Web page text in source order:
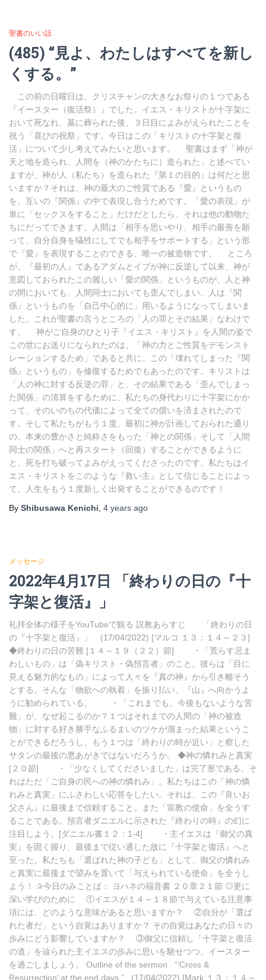
聖書のいい話
(485) “見よ、わたしはすべてを新し
くする。”
この前の日曜日は、クリスチャンの大きなお祭りの１つである
『イースター（復活祭）』でした。イエス・キリストが十字架に
おいて死なれ、墓に葬られた後、３日目によみがえられたことを
祝う「喜びの祝祭」です。今日はこの「キリストの十字架と復
活」について少し考えてみたいと思います。 聖書はまず「神が
天と地を造られ、人間を（神のかたちに）造られた」と述べてい
ますが、神が人（私たち）を造られた『第１の目的』は何だと思
いますか？それは、神の最大のご性質である『愛』というもの
を、互いの『関係』の中で表現し合うためです。「愛の表現」が
単に「セックスをすること」だけだとしたら、それは他の動物た
ちにだってできます。人間は「相手を思いやり、相手の最善を願
って、自分自身を犠牲にしてでも相手をサポートする」という形
で『愛』を表現することのできる、唯一の被造物です。 ところ
が、『最初の人』であるアダムとイブが神に反逆して以来、神が
意図しておられたこの麗しい「愛の関係」というものが、人と神
の間においても、人間同士においても歪んでしまい、人は『関
係』というものを「自己中心的に」用いるようになってしまいま
した。これが聖書の言うところの「人の罪とその結果」なわけで
す。 神がご自身のひとり子『イエス・キリスト』を人間の姿で
この世にお送りになられたのは、「神の力とご性質をデモンスト
レーションするため」であると共に、この「壊れてしまった『関
係』というもの」を修復するためでもあったのです。キリストは
「人の神に対する反逆の罪」と、その結果である「歪んでしまっ
た関係」の清算をするために、私たちの身代わりに十字架にかか
って、そのいのちの代価によって全ての償いを済まされたので
す。そして私たちがもう１度、最初に神が計画しておられた通り
の、本来の豊かさと純粋さをもった「神との関係」そして「人間
同士の関係」へと再スタート（回復）することができるように
と、死を打ち破ってよみがえってくださったのです。私たちはイ
エス・キリストをこのような『救い主』として信じることによっ
て、人生をもう１度新しく出発することができるのです！
By Shibusawa Kenichi 4 years ago
メッセージ
2022年4月17日 「終わりの日の『十
字架と復活』」
礼拝全体の様子をYouTubeで観る 説教あらすじ 「終わりの日
の『十字架と復活』」 (17/04/2022) [マルコ １３：１４～２３]
◆終わりの日の苦難 [１４～１９（２２）節] ・「荒らす忌ま
わしいもの」は「偽キリスト・偽預言者」のこと。彼らは「目に
見える魅力的なもの」によって人々を『真の神』から引き離そう
とする。そんな「物欲への執着」を振り払い、『山』へ向かうよ
うに勧められている。 ・「これまでも、今後もないような苦
難」が、なぜ起こるのか？１つはそれまでの人間の「神の被造
物」に対する好き勝手なふるまいのツケが溜まった結果というこ
とができるだろうし、もう１つは「終わりの時が近い」と察した
サタンの最後の悪あがきではないだろうか。 ◆神の憐れみと真実
[２０節] ・「少なくしてくださいました」は完了形である。そ
れはただ「ご自身の民への神の憐れみ」。私たちはこの「神の憐
れみと真実」にふさわしい応答をしたい。それは、この『良いお
父さん』に最後まで信頼すること。また「宣教の使命」を全うす
ることである。預言者ダニエルに示された『終わりの時』の幻に
注目しよう。[ダニエル書１２：1-4] ・主イエスは『御父の真
実』を固く握り、最後まで従い通した故に『十字架と復活』へと
至った。私たちも「選ばれた神の子ども」として、御父の憐れみ
と真実に最後まで望みを置いて「与えられている使命」を全うし
よう！ ✰今日のみことば： ヨハネの福音書 ２０章２１節 ◎更に
深い学びのために ①イエスが１４～１８節で与えている注意事
項には、どのような意味があると思いますか？ ②自分が「選ば
れた者だ」という自覚はありますか？ その自覚はあなたの日々の
歩みにどう影響していますか？ ③御父に信頼し「十字架と復活
の道」を辿られた主イエスの歩みに思いを馳せつつ、イースター
を過ごしましょう。 Outline of the sermon “‘Cross &
Resurrection’ at the end days.” (17/04/2022) [Mark １３：１４～